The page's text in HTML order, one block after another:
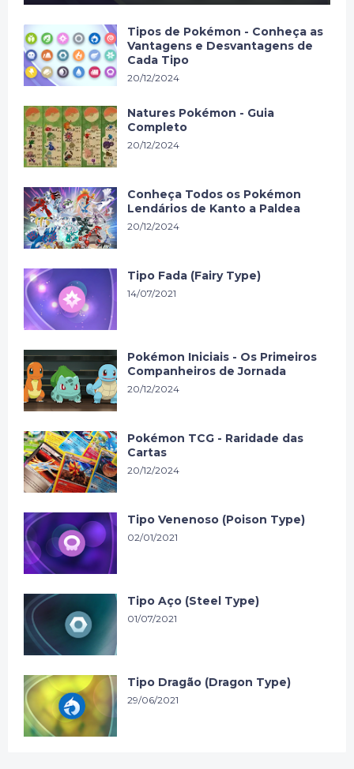
Tipos de Pokémon - Conheça as
Vantagens e Desvantagens de
Cada Tipo
20/12/2024
Natures Pokémon - Guia
Completo
20/12/2024
Conheça Todos os Pokémon
Lendários de Kanto a Paldea
20/12/2024
Tipo Fada (Fairy Type)
14/07/2021
Pokémon Iniciais - Os Primeiros
Companheiros de Jornada
20/12/2024
Pokémon TCG - Raridade das
Cartas
20/12/2024
Tipo Venenoso (Poison Type)
02/01/2021
Tipo Aço (Steel Type)
01/07/2021
Tipo Dragão (Dragon Type)
29/06/2021